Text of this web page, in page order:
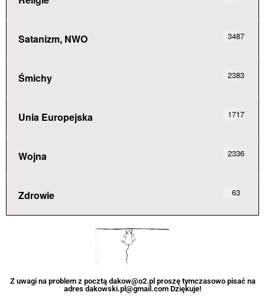
Satanizm, NWO 3487
Śmichy 2383
Unia Europejska 1717
Wojna 2336
Zdrowie 63
Z uwagi na problem z pocztą dakow@o2.pl proszę tymczasowo pisać na
adres dakowski.pl@gmail.com Dziękuje!